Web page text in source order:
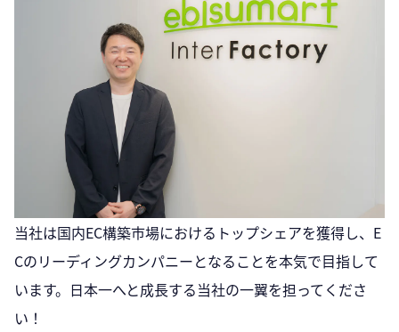
当社は国内EC構築市場におけるトップシェアを獲得し、E
Cのリーディングカンパニーとなることを本気で目指して
います。日本一へと成長する当社の一翼を担ってくださ
い！